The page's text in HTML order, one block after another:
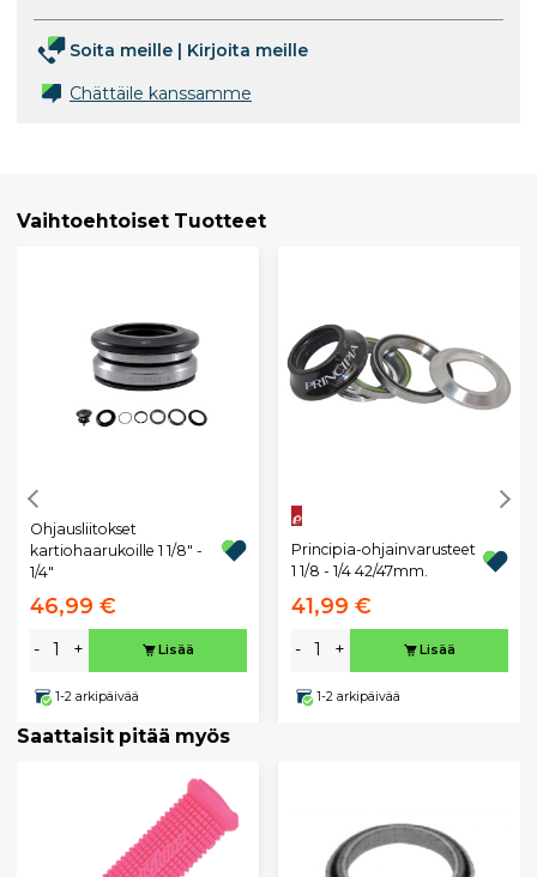
Soita meille | Kirjoita meille
Chättäile kanssamme
Vaihtoehtoiset Tuotteet
Ohjausliitokset
kartiohaarukoille 1 1/8" -
1/4"
46,99 €
- + Lisää
1-2 arkipäivää
Principia-ohjainvarusteet
1 1/8 - 1/4 42/47mm.
41,99 €
- + Lisää
1-2 arkipäivää
Saattaisit pitää myös